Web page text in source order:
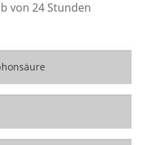
von 24 Stunden